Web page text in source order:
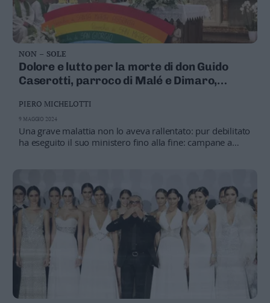
NON – SOLE
Dolore e lutto per la morte di don Guido
Caserotti, parroco di Malé e Dimaro,
Una grave malattia non lo aveva rallentato: pur debilitato
ha eseguito il suo ministero fino alla fine: campane a
PIERO MICHELOTTI
9 MAGGIO 2024